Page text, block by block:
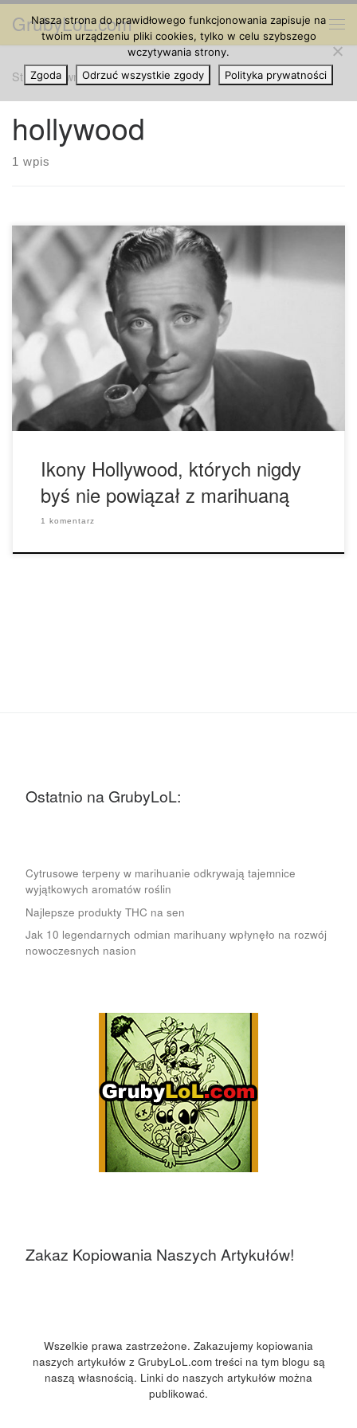
Przejdź do treści
GrubyLoL.com
Strona główna » hollywood
hollywood
1 wpis
Znamy dzisiejszych aktorów Hollywood, którzy są za
marihuaną. Ale jeżeli chodzi o miniony czas, media były
bardziej konserwatywne, a wybór kanałów medialnych nie
był tak liczny. Obecnie gwiazdy mogą zamieszczać zdjęcia
w internecie paląc trawkę bez cenzury. W 1950 roku było
tylko CBS, NBC, ABC i radio nadziemne. 1. James […]
Ikony Hollywood, których nigdy
byś nie powiązał z marihuaną
1 komentarz
Ostatnio na GrubyLoL:
Cytrusowe terpeny w marihuanie odkrywają tajemnice
wyjątkowych aromatów roślin
Najlepsze produkty THC na sen
Jak 10 legendarnych odmian marihuany wpłynęło na rozwój
nowoczesnych nasion
Zakaz Kopiowania Naszych Artykułów!
Wszelkie prawa zastrzeżone. Zakazujemy kopiowania
naszych artykułów z GrubyLoL.com treści na tym blogu są
naszą własnością. Linki do naszych artykułów można
publikować.
Nasza strona do prawidłowego funkcjonowania zapisuje na
twoim urządzeniu pliki cookies, tylko w celu szybszego
wczytywania strony.
Zgoda
Odrzuć wszystkie zgody Polityka prywatności